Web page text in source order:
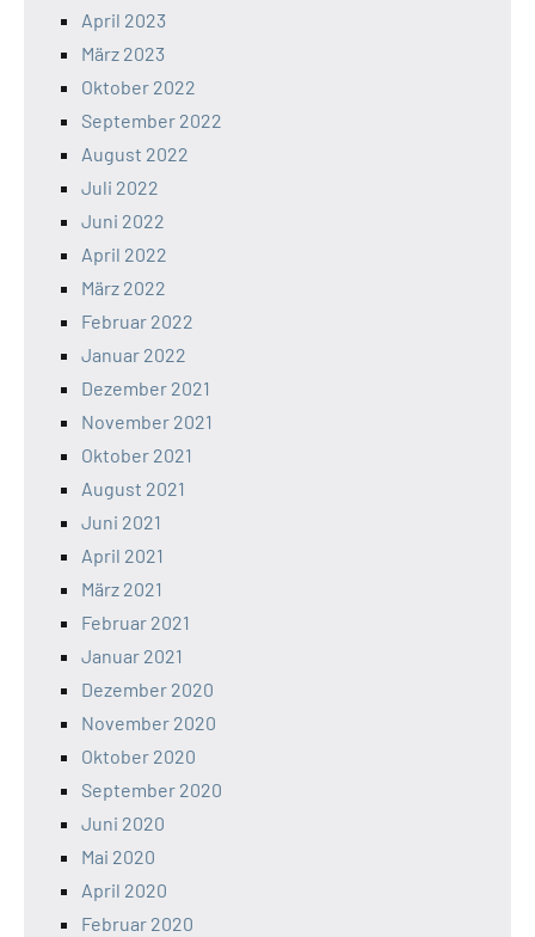
April 2023
März 2023
Oktober 2022
September 2022
August 2022
Juli 2022
Juni 2022
April 2022
März 2022
Februar 2022
Januar 2022
Dezember 2021
November 2021
Oktober 2021
August 2021
Juni 2021
April 2021
März 2021
Februar 2021
Januar 2021
Dezember 2020
November 2020
Oktober 2020
September 2020
Juni 2020
Mai 2020
April 2020
Februar 2020